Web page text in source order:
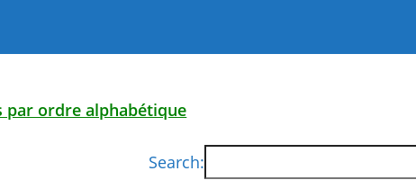
par ordre alphabétique
Search: